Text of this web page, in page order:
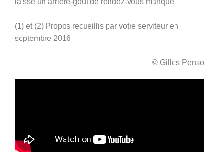
(1) et (2) Propos recueillis par votre serviteur en
septembre 2016
© Gilles Penso